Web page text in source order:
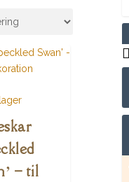
– til